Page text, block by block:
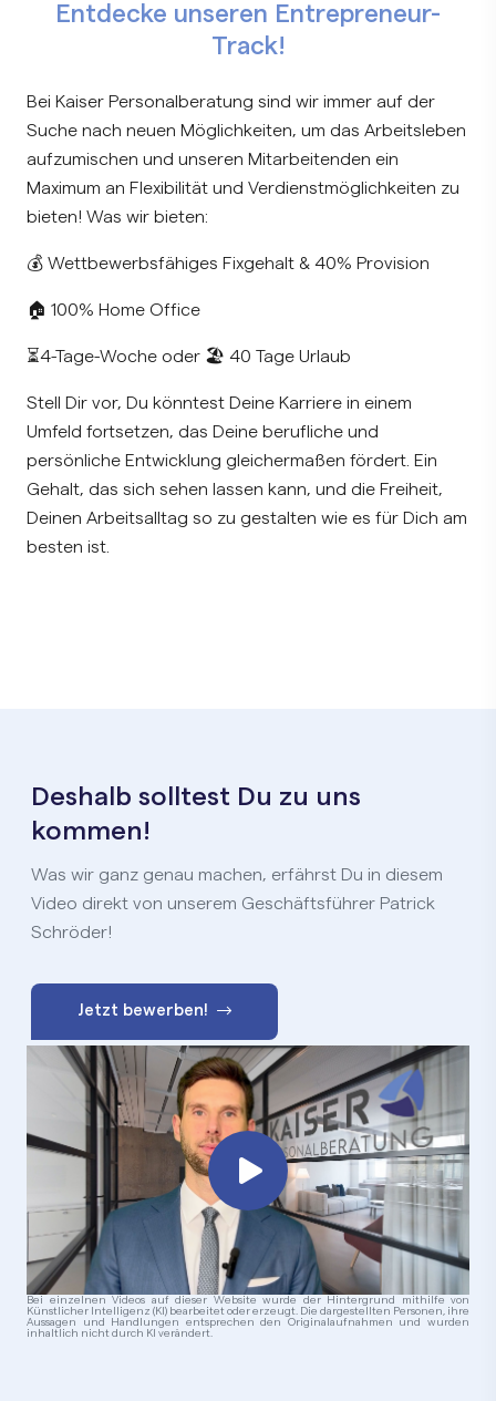
Entdecke unseren Entrepreneur-
Track!
Bei Kaiser Personalberatung sind wir immer auf der
Suche nach neuen Möglichkeiten, um das Arbeitsleben
aufzumischen und unseren Mitarbeitenden ein
Maximum an Flexibilität und Verdienstmöglichkeiten zu
bieten! Was wir bieten:
💰 Wettbewerbsfähiges Fixgehalt & 40% Provision
🏠 100% Home Office
⏳4-Tage-Woche oder 🏖️ 40 Tage Urlaub
Stell Dir vor, Du könntest Deine Karriere in einem
Umfeld fortsetzen, das Deine berufliche und
persönliche Entwicklung gleichermaßen fördert. Ein
Gehalt, das sich sehen lassen kann, und die Freiheit,
Deinen Arbeitsalltag so zu gestalten wie es für Dich am
besten ist.
Deshalb solltest Du zu uns
kommen!
Was wir ganz genau machen, erfährst Du in diesem
Video direkt von unserem Geschäftsführer Patrick
Schröder!
Jetzt bewerben!
Bei einzelnen Videos auf dieser Website wurde der Hintergrund mithilfe von
Künstlicher Intelligenz (KI) bearbeitet oder erzeugt. Die dargestellten Personen, ihre
Aussagen und Handlungen entsprechen den Originalaufnahmen und wurden
inhaltlich nicht durch KI verändert.